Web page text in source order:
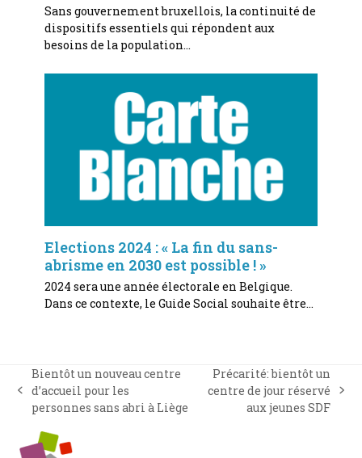
Sans gouvernement bruxellois, la continuité de
dispositifs essentiels qui répondent aux
besoins de la population…
Elections 2024 : « La fin du sans-
abrisme en 2030 est possible ! »
2024 sera une année électorale en Belgique.
Dans ce contexte, le Guide Social souhaite être…
previous
post:
Bientôt un nouveau centre
d’accueil pour les
personnes sans abri à Liège
next
Précarité: bientôt un
centre de jour réservé
aux jeunes SDF